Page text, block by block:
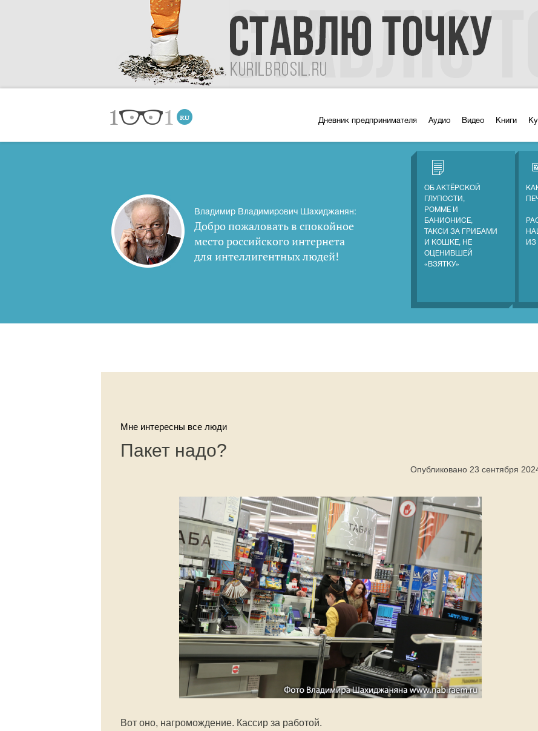
Дневник предпринимателя Аудио Видео Книги
Владимир Владимирович Шахиджанян:
Добро пожаловать в спокойное
место российского интернета
для интеллигентных людей!
ОБ АКТЁРСКОЙ
ГЛУПОСТИ,
РОММЕ И
БАНИОНИСЕ,
ТАКСИ ЗА ГРИБАМИ
И КОШКЕ, НЕ
ОЦЕНИВШЕЙ
«ВЗЯТКУ»
ИЗ
Мне интересны все люди
Пакет надо?
Опубликовано 23 сентября
Вот оно, нагромождение. Кассир за работой.